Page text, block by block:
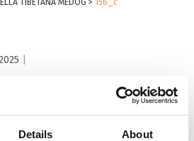
Details About
TIBETANA MEDOG > 156_c